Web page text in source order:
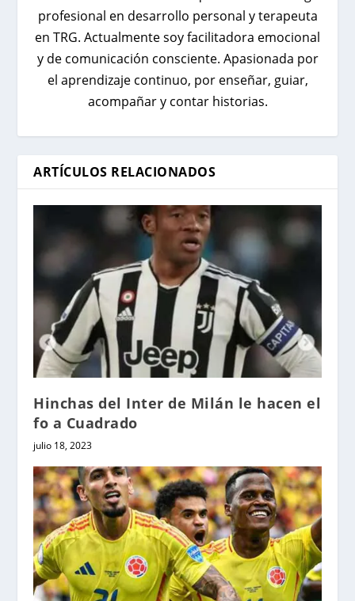
profesional en desarrollo personal y terapeuta
en TRG. Actualmente soy facilitadora emocional
y de comunicación consciente. Apasionada por
el aprendizaje continuo, por enseñar, guiar,
acompañar y contar historias.
ARTÍCULOS RELACIONADOS
Hinchas del Inter de Milán le hacen el
fo a Cuadrado
julio 18, 2023